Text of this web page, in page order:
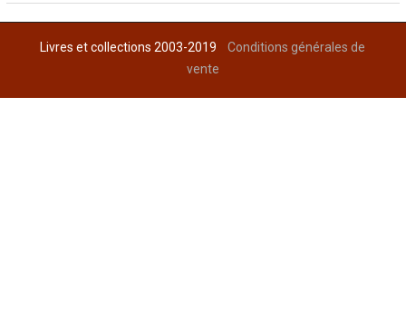
Livres et collections 2003-2019Conditions générales de
vente